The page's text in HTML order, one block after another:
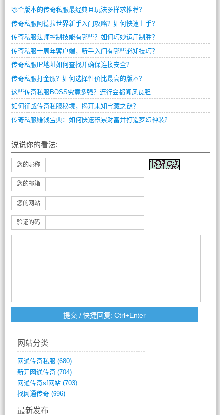
哪个版本的传奇私服最经典且玩法多样求推荐？
传奇私服阿德拉世界新手入门攻略？如何快速上手？
传奇私服法师控制技能有哪些？如何巧妙运用制胜？
传奇私服十周年客户端，新手入门有哪些必知技巧？
传奇私服IP地址如何查找并确保连接安全？
传奇私服打金服？如何选择性价比最高的版本？
这些传奇私服BOSS究竟多强？连行会都闻风丧胆
如何征战传奇私服秘境，揭开未知宝藏之谜？
传奇私服赚钱宝典：如何快速积累财富并打造梦幻神装？
说说你的看法:
您的昵称
您的邮箱
您的网站
验证的码
网站分类
网通传奇私服 (680)
新开网通传奇(704)
网通传奇sf网站(703)
找网通传奇(696)
最新发布